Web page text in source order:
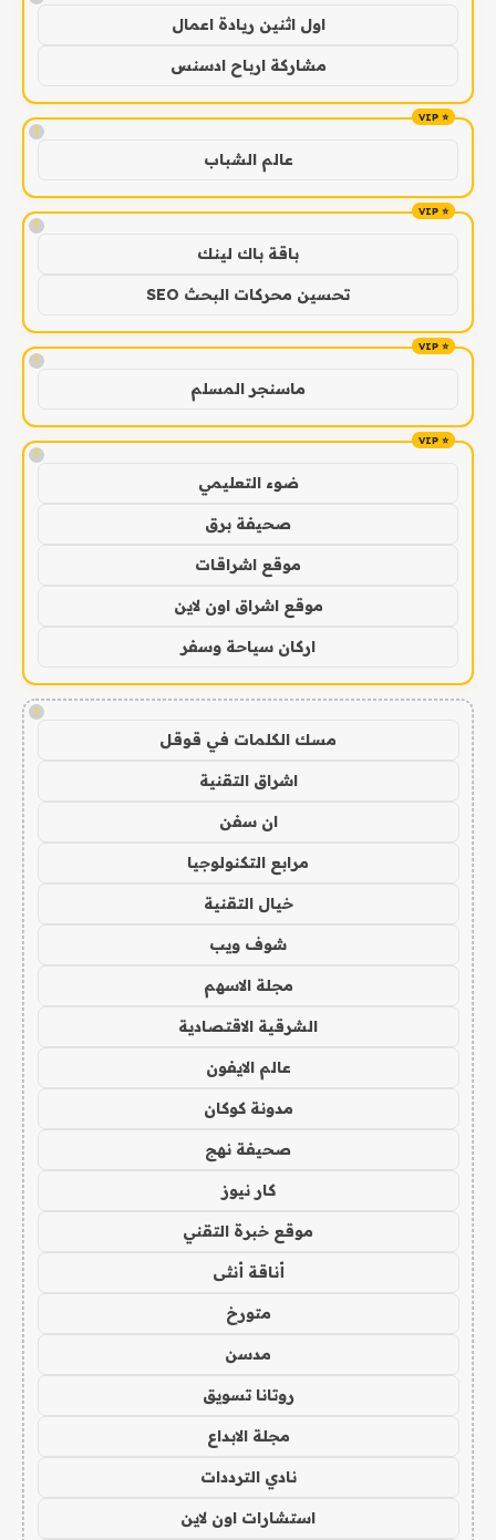
اول اثنين ريادة اعمال
مشاركة ارباح ادسنس
!
عالم الشباب
!
باقة باك لينك
تحسين محركات البحث SEO
!
ماسنجر المسلم
!
ضوء التعليمي
صحيفة برق
موقع اشراقات
موقع اشراق اون لاين
اركان سياحة وسفر
!
مسك الكلمات في قوقل
اشراق التقنية
ان سفن
مرابع التكنولوجيا
خيال التقنية
شوف ويب
مجلة الاسهم
الشرقية الاقتصادية
عالم الايفون
مدونة كوكان
صحيفة نهج
كار نيوز
موقع خبرة التقني
أناقة أنثى
متورخ
مدسن
روتانا تسويق
مجلة الابداع
نادي الترددات
استشارات اون لاين